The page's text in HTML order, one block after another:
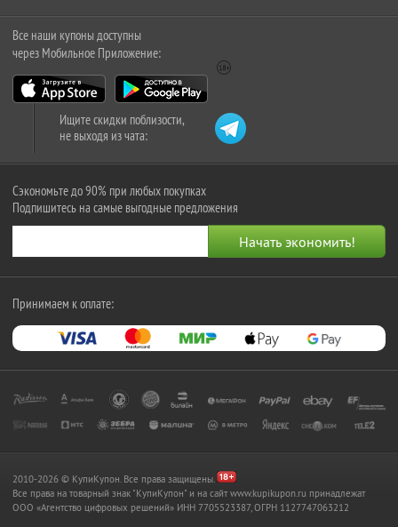
Все наши купоны доступны
через Мобильное Приложение:
Ищите скидки поблизости,
не выходя из чата:
Сэкономьте до 90% при любых покупках
Подпишитесь на самые выгодные предложения
Принимаем к оплате:
2010-2026 © КупиКупон. Все права защищены.
Все права на товарный знак "КупиКупон" и на сайт www.kupikupon.ru принадлежат
OOO «Агентство цифровых решений» ИНН 7705523387, ОГРН 1127747063212